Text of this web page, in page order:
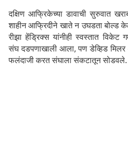
दक्षिण आफ्रिकेच्या डावाची सुरुवात
शाहीन आफ्रिदीने खाते न उघडता बोल्ड
रीझा हेंड्रिक्स यांनीही स्वस्तात विकेट
संघ दडपणाखाली आला, पण डेव्हिड
फलंदाजी करत संघाला संकटातून सोडवले.